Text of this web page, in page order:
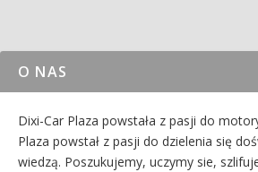
O NAS
Dixi-Car Plaza powstała z pasji do
Plaza powstał z pasji do dzielenia się
wiedzą. Poszukujemy, uczymy sie,